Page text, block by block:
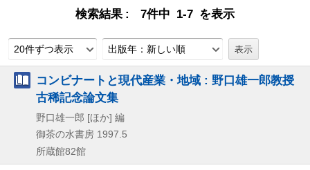
検索結果 7件中 1-7 を表示
20件ずつ表示 出版年：新しい順
コンビナートと現代産業・地域 : 野口雄一郎教授
古稀記念論文集
野口雄一郎 [ほか] 編
御茶の水書房 1997.5
所蔵館82館